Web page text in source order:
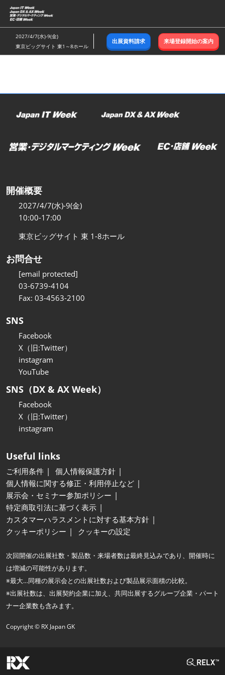
ス
キ
ッ
し
む
2027/4/7(水)-9(金)
東京ビッグサイト 東1～8ホール
出展資料請求 来場登録開始の案内
開催概要
2027/4/7(水)-9(金)
10:00-17:00
東京ビッグサイト 東 1-8ホール
お問合せ
[email protected]
03-6739-4104
Fax: 03-4563-2100
SNS
Facebook
X（旧:Twitter）
instagram
YouTube
SNS（DX & AX Week）
Facebook
X（旧:Twitter）
instagram
Useful links
ご利用条件
個人情報保護方針
個人情報に関する修正・利用停止など
展示会・セミナー参加ポリシー
特定商取引法に基づく表示
カスタマーハラスメントに対する基本方針
クッキーポリシー
クッキーの設定
次回開催の出展社数・製品数・来場者数は最終見込みであり、開催時に
は増減の可能性があります。
※最大…同種の展示会との出展社数および製品展示面積の比較。
※出展社数は、出展契約企業に加え、共同出展するグループ企業・パート
ナー企業数も含みます。
Copyright © RX Japan GK